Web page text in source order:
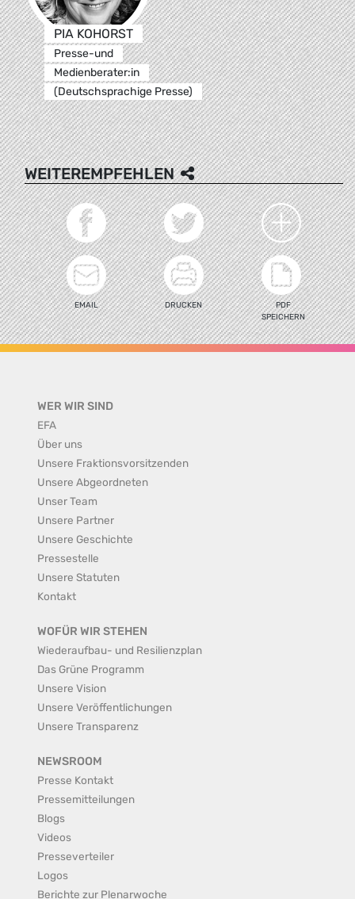
PIA KOHORST
Presse-und
Medienberater:in
(Deutschsprachige Presse)
WEITEREMPFEHLEN
EMAIL DRUCKEN
PDF
SPEICHERN
WER WIR SIND
EFA
Über uns
Unsere Fraktionsvorsitzenden
Unsere Abgeordneten
Unser Team
Unsere Partner
Unsere Geschichte
Pressestelle
Unsere Statuten
Kontakt
WOFÜR WIR STEHEN
Wiederaufbau- und Resilienzplan
Das Grüne Programm
Unsere Vision
Unsere Veröffentlichungen
Unsere Transparenz
NEWSROOM
Presse Kontakt
Pressemitteilungen
Blogs
Videos
Presseverteiler
Logos
Berichte zur Plenarwoche